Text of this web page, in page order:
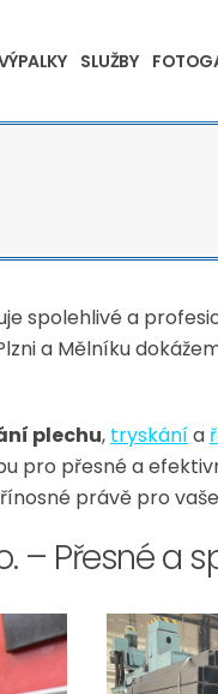
SLUŽBY
spolehlivé a
a Mělníku
plechu, tryskánía
pro přesné a
právě pro
– Přesné a